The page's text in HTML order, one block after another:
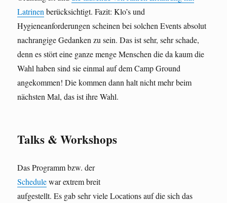
Latrinen berücksichtigt. Fazit: Klo’s und
Hygieneanforderungen scheinen bei solchen Events absolut
nachrangige Gedanken zu sein. Das ist sehr, sehr schade,
denn es stört eine ganze menge Menschen die da kaum die
Wahl haben sind sie einmal auf dem Camp Ground
angekommen! Die kommen dann halt nicht mehr beim
nächsten Mal, das ist ihre Wahl.
Talks & Workshops
Das Programm bzw. der
Schedulewar extrem breit
aufgestellt. Es gab sehr viele Locations auf die sich das